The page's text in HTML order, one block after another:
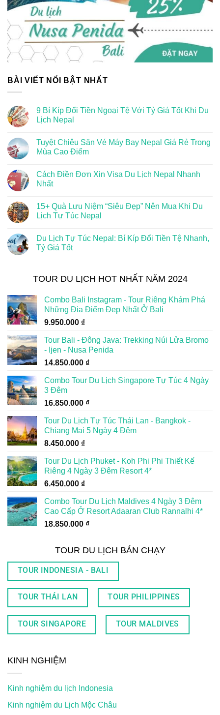
BÀI VIẾT NỔI BẬT NHẤT
9 Bí Kíp Đổi Tiền Ngoại Tệ Với Tỷ Giá Tốt Khi Du
Lịch Nepal
Tuyệt Chiêu Săn Vé Máy Bay Nepal Giá Rẻ Trong
Mùa Cao Điểm
Cách Điền Đơn Xin Visa Du Lịch Nepal Nhanh
Nhất
15+ Quà Lưu Niệm “Siêu Đẹp” Nên Mua Khi Du
Lịch Tự Túc Nepal
Du Lịch Tự Túc Nepal: Bí Kíp Đổi Tiền Tệ Nhanh,
Tỷ Giá Tốt
TOUR DU LỊCH HOT NHẤT NĂM 2024
Combo Bali Instagram - Tour Riêng Khám Phá
Những Địa Điểm Đẹp Nhất Ở Bali
9.950.000 ₫
Tour Bali - Đông Java: Trekking Núi Lửa Bromo
- Ijen - Nusa Penida
14.850.000 ₫
Combo Tour Du Lịch Singapore Tự Túc 4 Ngày
3 Đêm
16.850.000 ₫
Tour Du Lịch Tự Túc Thái Lan - Bangkok -
Chiang Mai 5 Ngày 4 Đêm
8.450.000 ₫
Tour Du Lịch Phuket - Koh Phi Phi Thiết Kế
Riêng 4 Ngày 3 Đêm Resort 4*
6.450.000 ₫
Combo Tour Du Lịch Maldives 4 Ngày 3 Đêm
Cao Cấp Ở Resort Adaaran Club Rannalhi 4*
18.850.000 ₫
TOUR DU LỊCH BÁN CHẠY
TOUR INDONESIA - BALI
TOUR THÁI LAN TOUR PHILIPPINES
TOUR SINGAPORE TOUR MALDIVES
KINH NGHIỆM
Kinh nghiệm du lịch Indonesia
Kinh nghiệm du Lịch Mộc Châu